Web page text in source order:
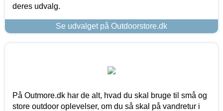
deres udvalg.
Se udvalget på Outdoorstore.dk
På Outmore.dk har de alt, hvad du skal bruge til små og
store outdoor oplevelser, om du så skal på vandretur i